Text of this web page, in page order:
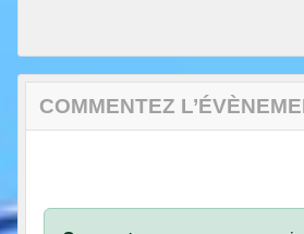
COMMENTEZ